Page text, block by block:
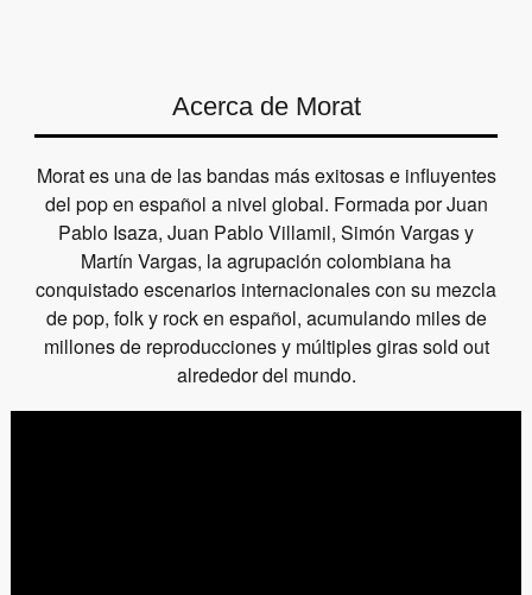
Acerca de Morat
Morat es una de las bandas más exitosas e influyentes
del pop en español a nivel global. Formada por Juan
Pablo Isaza, Juan Pablo Villamil, Simón Vargas y
Martín Vargas, la agrupación colombiana ha
conquistado escenarios internacionales con su mezcla
de pop, folk y rock en español, acumulando miles de
millones de reproducciones y múltiples giras sold out
alrededor del mundo.